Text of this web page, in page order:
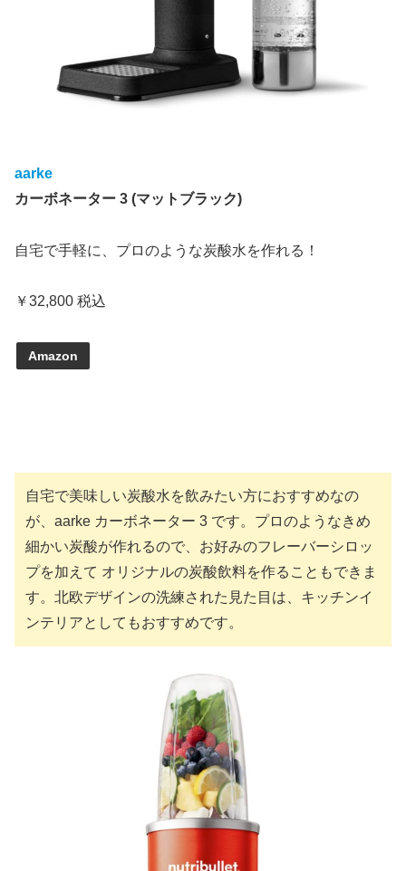
aarke
カーボネーター 3 (マットブラック)
自宅で手軽に、プロのような炭酸水を作れる！
￥32,800 税込
Amazon
自宅で美味しい炭酸水を飲みたい方におすすめなの
が、aarke カーボネーター 3 です。プロのようなきめ
細かい炭酸が作れるので、お好みのフレーバーシロッ
プを加えて オリジナルの炭酸飲料を作ることもできま
す。北欧デザインの洗練された見た目は、キッチンイ
ンテリアとしてもおすすめです。